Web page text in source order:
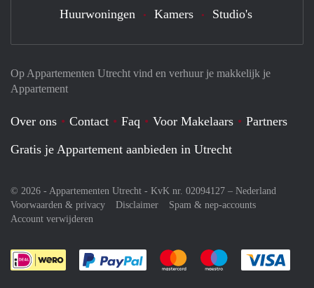
Op Appartementen Utrecht vind en verhuur je makkelijk je
Appartement
Over ons Contact Faq Voor Makelaars
Partners
Gratis je Appartement aanbieden in Utrecht
© 2026 - Appartementen Utrecht - KvK nr. 02094127 – Nederland
Voorwaarden & privacy
Disclaimer
Spam & nep-accounts
Account verwijderen
Je rekent gemakkelijk af met Paypal
Je rekent gemakkelijk af met
Je rekent
Huurwoningen Kamers Studio's